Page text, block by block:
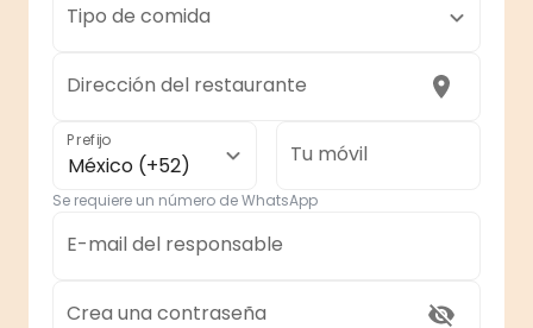
Tipo de comida
Dirección del restaurante
Prefijo
México (+52) Tu móvil
Se requiere un número de WhatsApp
E-mail del responsable
Crea una contraseña